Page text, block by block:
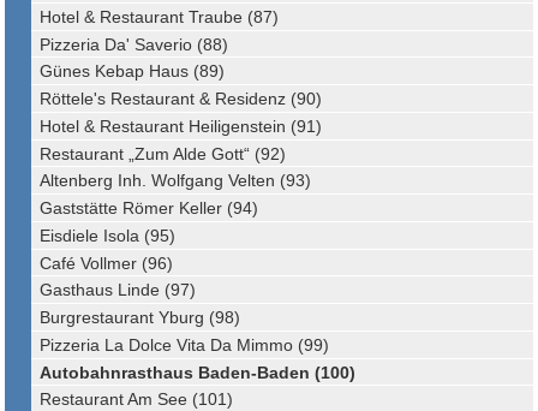
Hotel & Restaurant Traube (87)
Pizzeria Da' Saverio (88)
Günes Kebap Haus (89)
Röttele's Restaurant & Residenz (90)
Hotel & Restaurant Heiligenstein (91)
Restaurant „Zum Alde Gott“ (92)
Altenberg Inh. Wolfgang Velten (93)
Gaststätte Römer Keller (94)
Eisdiele Isola (95)
Café Vollmer (96)
Gasthaus Linde (97)
Burgrestaurant Yburg (98)
Pizzeria La Dolce Vita Da Mimmo (99)
Autobahnrasthaus Baden-Baden (100)
Restaurant Am See (101)